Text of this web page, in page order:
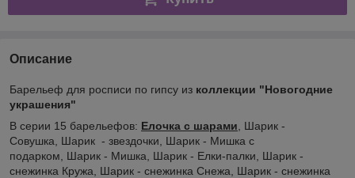
Описание
Барельеф для росписи по гипсу из коллекции "Новогодние
украшения"
В серии 15 барельефов: Елочка с шарами , Шарик -
Совушка, Шарик - звездочки, Шарик - Мишка с
подарком, Шарик - Мишка, Шарик - Елки-палки, Шарик -
снежинка Кружа, Шарик - снежинка Снежа, Шарик - снежинка